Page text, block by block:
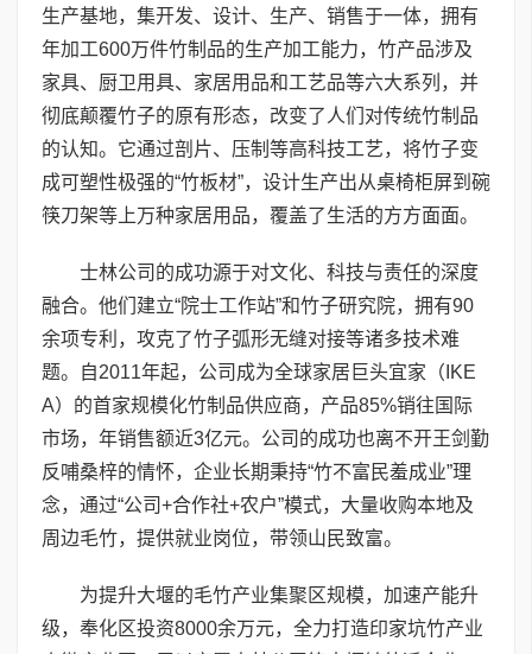
生产基地，集开发、设计、生产、销售于一体，拥有
年加工600万件竹制品的生产加工能力，竹产品涉及
家具、厨卫用具、家居用品和工艺品等六大系列，并
彻底颠覆竹子的原有形态，改变了人们对传统竹制品
的认知。它通过剖片、压制等高科技工艺，将竹子变
成可塑性极强的“竹板材”，设计生产出从桌椅柜屏到碗
筷刀架等上万种家居用品，覆盖了生活的方方面面。
士林公司的成功源于对文化、科技与责任的深度
融合。他们建立“院士工作站”和竹子研究院，拥有90
余项专利，攻克了竹子弧形无缝对接等诸多技术难
题。自2011年起，公司成为全球家居巨头宜家（IKE
A）的首家规模化竹制品供应商，产品85%销往国际
市场，年销售额近3亿元。公司的成功也离不开王剑勤
反哺桑梓的情怀，企业长期秉持“竹不富民羞成业”理
念，通过“公司+合作社+农户”模式，大量收购本地及
周边毛竹，提供就业岗位，带领山民致富。
为提升大堰的毛竹产业集聚区规模，加速产能升
级，奉化区投资8000余万元，全力打造印家坑竹产业